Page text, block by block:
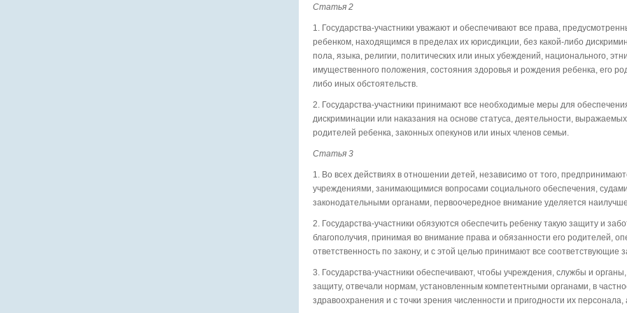
Статья 2
1. Государства-участники уважают и обеспечивают все права,
ребенком, находящимся в пределах их юрисдикции, без какой-либо
пола, языка, религии, политических или иных убеждений, национального,
имущественного положения, состояния здоровья и рождения ребенка, его
либо иных обстоятельств.
2. Государства-участники принимают все необходимые меры для
дискриминации или наказания на основе статуса, деятельности,
родителей ребенка, законных опекунов или иных членов семьи.
Статья 3
1. Во всех действиях в отношении детей, независимо от того,
учреждениями, занимающимися вопросами социального обеспечения,
законодательными органами, первоочередное внимание уделяется
2. Государства-участники обязуются обеспечить ребенку такую защиту и
благополучия, принимая во внимание права и обязанности его родителей,
ответственность по закону, и с этой целью принимают все
3. Государства-участники обеспечивают, чтобы учреждения, службы и
защиту, отвечали нормам, установленным компетентными органами, в
здравоохранения и с точки зрения численности и пригодности их